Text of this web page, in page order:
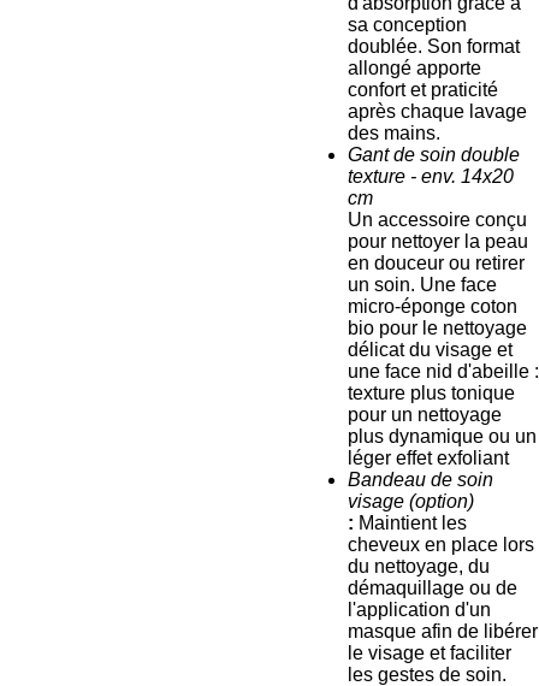
sa conception
doublée. Son format
allongé apporte
confort et praticité
après chaque lavage
des mains.
Gant de soin double
texture - env. 14x20
cm
Un accessoire conçu
pour nettoyer la peau
en douceur ou retirer
un soin. Une face
micro-éponge coton
bio pour le nettoyage
délicat du visage et
une face nid d'abeille :
texture plus tonique
pour un nettoyage
plus dynamique ou un
léger effet exfoliant
Bandeau de soin
visage (option)
: Maintient les
cheveux en place lors
du nettoyage, du
démaquillage ou de
l'application d'un
masque afin de libérer
le visage et faciliter
les gestes de soin.